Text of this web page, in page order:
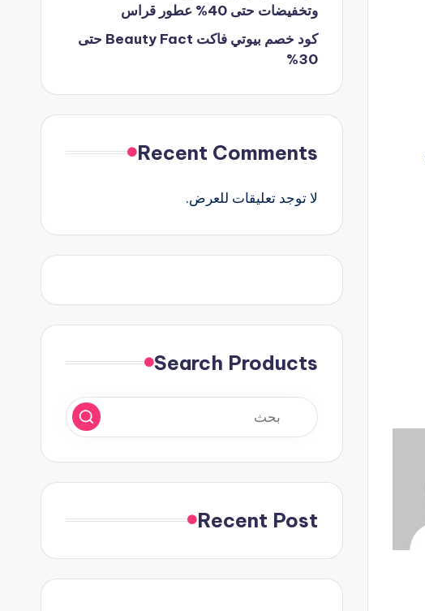
وتخفيضات حتى 40% عطور قراس
كود خصم بيوتي فاكت Beauty Fact حتى
30%
Recent Comments
لا توجد تعليقات للعرض.
Search Products
Recent Post